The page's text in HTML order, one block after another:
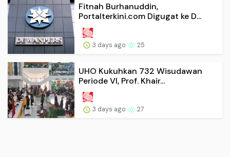
Fitnah Burhanuddin,
Portalterkini.com Digugat ke D...
3 days ago 25
UHO Kukuhkan 732 Wisudawan
Periode VI, Prof. Khair...
3 days ago 27